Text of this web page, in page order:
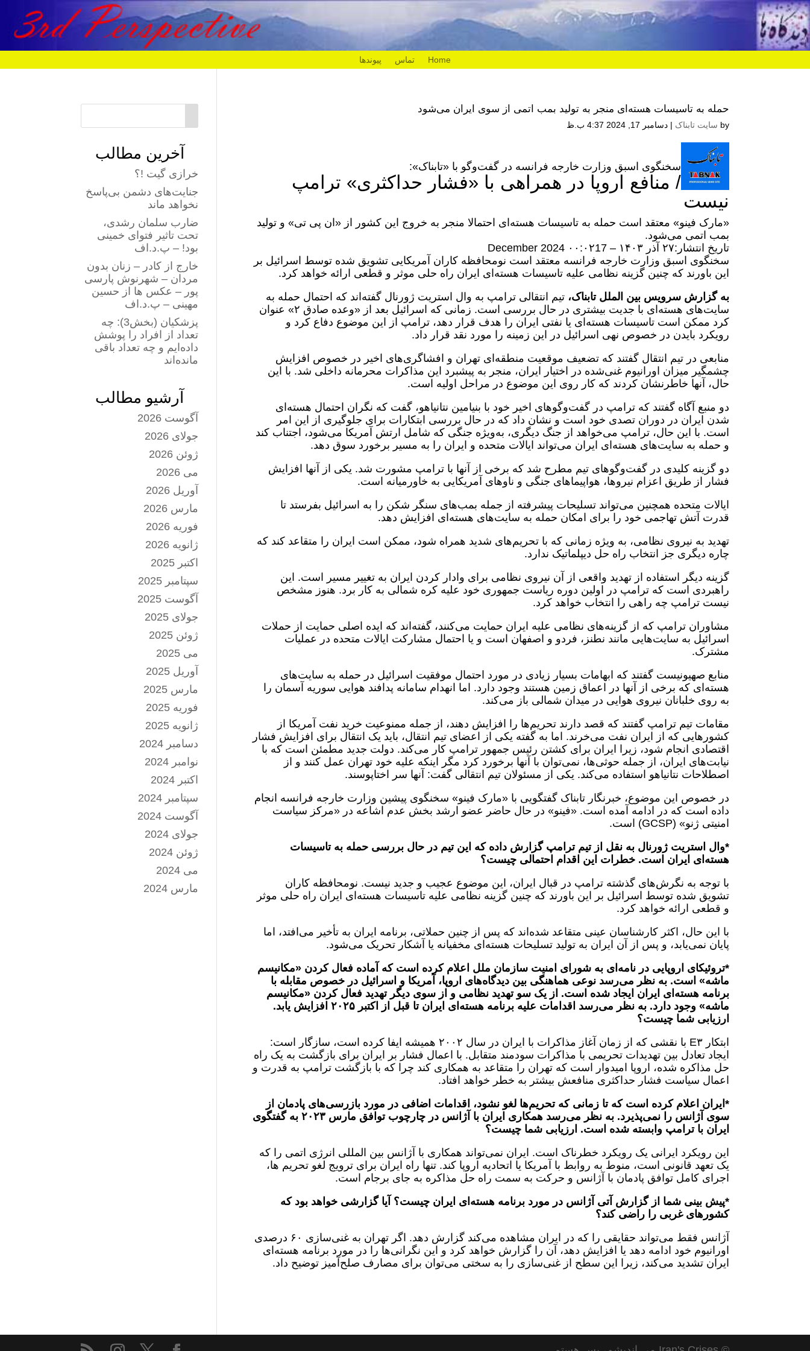
Home تماس پیوندها
حمله به تاسیسات هسته‌ای منجر به تولید بمب اتمی از سوی ایران می‌شود
by سایت تابناک |دسامبر 17, 2024 4:37 ب.ظ
سخنگوی اسبق وزارت خارجه فرانسه در گفت‌و‌گو با «تابناک»:
/ منافع اروپا در همراهی با «فشار حداکثری» ترامپ
نیست
«مارک فینو» معتقد است حمله به تاسیسات هسته‌ای احتمالا منجر به خروج این کشور از «ان پی تی» و تولید
بمب اتمی می‌شود.
تاریخ انتشار:۲۷ آذر ۱۴۰۳ – ۰۰:۰۲
17 December 2024
سخنگوی اسبق وزارت خارجه فرانسه معتقد است نومحافظه کاران آمریکایی تشویق شده توسط اسرائیل بر
این باورند که چنین گزینه نظامی علیه تاسیسات هسته‌ای ایران راه حلی موثر و قطعی ارائه خواهد کرد.
به گزارش سرویس بین الملل تابناک، تیم انتقالی ترامپ به وال استریت ژورنال گفته‌اند که احتمال حمله به
سایت‌های هسته‌ای با جدیت بیشتری در حال بررسی است. زمانی که اسرائیل بعد از «وعده صادق ۲» عنوان
کرد ممکن است تاسیسات هسته‌ای یا نفتی ایران را هدف قرار دهد، ترامپ از این موضوع دفاع کرد و
رویکرد بایدن در خصوص نهی اسرائیل در این زمینه را مورد نقد قرار داد.
منابعی در تیم انتقال گفتند که تضعیف موقعیت منطقه‌ای تهران و افشاگری‌های اخیر در خصوص افزایش
چشمگیر میزان اورانیوم غنی‌شده در اختیار ایران، منجر به پیشبرد این مذاکرات محرمانه داخلی شد. با این
حال، آنها خاطرنشان کردند که کار روی این موضوع در مراحل اولیه است.
دو منبع آگاه گفتند که ترامپ در گفت‌و‌گو‌های اخیر خود با بنیامین نتانیاهو، گفت که نگران احتمال هسته‌ای
شدن ایران در دوران تصدی خود است و نشان داد که در حال بررسی ابتکارات برای جلوگیری از این امر
است. با این حال، ترامپ می‌خواهد از جنگ دیگری، به‌ویژه جنگی که شامل ارتش آمریکا می‌شود، اجتناب کند
و حمله به سایت‌های هسته‌ای ایران می‌تواند ایالات متحده و ایران را به مسیر برخورد سوق دهد.
دو گزینه کلیدی در گفت‌و‌گو‌های تیم مطرح شد که برخی از آنها با ترامپ مشورت شد. یکی از آنها افزایش
فشار از طریق اعزام نیروها، هواپیما‌های جنگی و ناو‌های آمریکایی به خاورمیانه است.
ایالات متحده همچنین می‌تواند تسلیحات پیشرفته از جمله بمب‌های سنگر شکن را به اسرائیل بفرستد تا
قدرت آتش تهاجمی خود را برای امکان حمله به سایت‌های هسته‌ای افزایش دهد.
تهدید به نیروی نظامی، به ویژه زمانی که با تحریم‌های شدید همراه شود، ممکن است ایران را متقاعد کند که
چاره دیگری جز انتخاب راه حل دیپلماتیک ندارد.
گزینه دیگر استفاده از تهدید واقعی از آن نیروی نظامی برای وادار کردن ایران به تغییر مسیر است. این
راهبردی است که ترامپ در اولین دوره ریاست جمهوری خود علیه کره شمالی به کار برد. هنوز مشخص
نیست ترامپ چه راهی را انتخاب خواهد کرد.
مشاوران ترامپ که از گزینه‌های نظامی علیه ایران حمایت می‌کنند، گفته‌اند که ایده اصلی حمایت از حملات
اسرائیل به سایت‌هایی مانند نطنز، فردو و اصفهان است و یا احتمال مشارکت ایالات متحده در عملیات
مشترک.
منابع صهیونیست گفتند که ابهامات بسیار زیادی در مورد احتمال موفقیت اسرائیل در حمله به سایت‌های
هسته‌ای که برخی از آنها در اعماق زمین هستند وجود دارد. اما انهدام سامانه پدافند هوایی سوریه آسمان را
به روی خلبانان نیروی هوایی در میدان شمالی باز می‌کند.
مقامات تیم ترامپ گفتند که قصد دارند تحریم‌ها را افزایش دهند، از جمله ممنوعیت خرید نفت آمریکا از
کشور‌هایی که از ایران نفت می‌خرند. اما به گفته یکی از اعضای تیم انتقال، باید یک انتقال برای افزایش فشار
اقتصادی انجام شود، زیرا ایران برای کشتن رئیس جمهور ترامپ کار می‌کند. دولت جدید مطمئن است که با
نیابت‌های ایران، از جمله حوثی‌ها، نمی‌توان با آنها برخورد کرد مگر اینکه علیه خود تهران عمل کنند و از
اصطلاحات نتانیاهو استفاده می‌کند. یکی از مسئولان تیم انتقالی گفت: آنها سر اختاپوسند.
در خصوص این موضوع، خبرنگار تابناک گفتگویی با «مارک فینو» سخنگوی پیشین وزارت خارجه فرانسه انجام
داده است که در ادامه آمده است. «فینو» در حال حاضر عضو ارشد بخش عدم اشاعه در «مرکز سیاست
امنیتی ژنو» (GCSP) است.
*وال استریت ژورنال به نقل از تیم ترامپ گزارش داده که این تیم در حال بررسی حمله به تاسیسات
هسته‌ای ایران است. خطرات این اقدام احتمالی چیست؟
با توجه به نگرش‌های گذشته ترامپ در قبال ایران، این موضوع عجیب و جدید نیست. نومحافظه کاران
تشویق شده توسط اسرائیل بر این باورند که چنین گزینه نظامی علیه تاسیسات هسته‌ای ایران راه حلی موثر
و قطعی ارائه خواهد کرد.
با این حال، اکثر کارشناسان عینی متقاعد شده‌اند که پس از چنین حملاتی، برنامه ایران به تأخیر می‌افتد، اما
پایان نمی‌یابد، و پس از آن ایران به تولید تسلیحات هسته‌ای مخفیانه یا آشکار تحریک می‌شود.
*تروئیکای اروپایی در نامه‌ای به شورای امنیت سازمان ملل اعلام کرده است که آماده فعال کردن «مکانیسم
ماشه» است. به نظر می‌رسد نوعی هماهنگی بین دیدگاه‌های اروپا، آمریکا و اسرائیل در خصوص مقابله با
برنامه هسته‌ای ایران ایجاد شده است. از یک سو تهدید نظامی و از سوی دیگر تهدید فعال کردن «مکانیسم
ماشه» وجود دارد. به نظر می‌رسد اقدامات علیه برنامه هسته‌ای ایران تا قبل از اکتبر ۲۰۲۵ افزایش یابد.
ارزیابی شما چیست؟
ابتکار E۳ با نقشی که از زمان آغاز مذاکرات با ایران در سال ۲۰۰۲ همیشه ایفا کرده است، سازگار است:
ایجاد تعادل بین تهدیدات تحریمی با مذاکرات سودمند متقابل. با اعمال فشار بر ایران برای بازگشت به یک راه
حل مذاکره شده، اروپا امیدوار است که تهران را متقاعد به همکاری کند چرا که با بازگشت ترامپ به قدرت و
اعمال سیاست فشار حداکثری منافعش بیشتر به خطر خواهد افتاد.
*ایران اعلام کرده است که تا زمانی که تحریم‌ها لغو نشود، اقدامات اضافی در مورد بازرسی‌های پادمان از
سوی آژانس را نمی‌پذیرد. به نظر می‌رسد همکاری ایران با آژانس در چارچوب توافق مارس ۲۰۲۳ به گفتگوی
ایران با ترامپ وابسته شده است. ارزیابی شما چیست؟
این رویکرد ایرانی یک رویکرد خطرناک است. ایران نمی‌تواند همکاری با آژانس بین المللی انرژی اتمی را که
یک تعهد قانونی است، منوط به روابط با آمریکا یا اتحادیه اروپا کند. تنها راه ایران برای ترویج لغو تحریم ها،
اجرای کامل توافق پادمان با آژانس و حرکت به سمت راه حل مذاکره به جای برجام است.
*پیش بینی شما از گزارش آتی آژانس در مورد برنامه هسته‌ای ایران چیست؟ آیا گزارشی خواهد بود که
کشور‌های غربی را راضی کند؟
آژانس فقط می‌تواند حقایقی را که در ایران مشاهده می‌کند گزارش دهد. اگر تهران به غنی‌سازی ۶۰ درصدی
اورانیوم خود ادامه دهد یا افزایش دهد، آن را گزارش خواهد کرد و این نگرانی‌ها را در مورد برنامه هسته‌ای
ایران تشدید می‌کند، زیرا این سطح از غنی‌سازی را به سختی می‌توان برای مصارف صلح‌آمیز توضیح داد.
آخرین مطالب
خرازی گیت !؟
جنایت‌های دشمن بی‌پاسخ
نخواهد ماند
ضارب سلمان رشدی،
تحت تاثیر فتوای خمینی
بود! – پ.د.اف
خارج از کادر – زنان بدون
مردان – شهرنوش پارسی
پور – عکس ها از حسین
مهینی – پ.د.اف
پزشکیان (بخش3): چه
تعداد از افراد را پوشش
داده‌ایم و چه تعداد باقی
مانده‌اند
آرشیو مطالب
آگوست 2026
جولای 2026
ژوئن 2026
می 2026
آوریل 2026
مارس 2026
فوریه 2026
ژانویه 2026
اکتبر 2025
سپتامبر 2025
آگوست 2025
جولای 2025
ژوئن 2025
می 2025
آوریل 2025
مارس 2025
فوریه 2025
ژانویه 2025
دسامبر 2024
نوامبر 2024
اکتبر 2024
سپتامبر 2024
آگوست 2024
جولای 2024
ژوئن 2024
می 2024
مارس 2024